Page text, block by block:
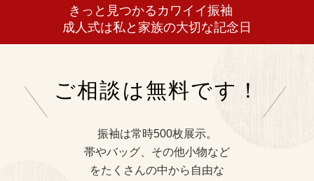
きっと見つかるカワイイ振袖
成人式は私と家族の大切な記念日
ご相談は無料です！
振袖は常時500枚展示。
帯やバッグ、その他小物など
をたくさんの中から自由な